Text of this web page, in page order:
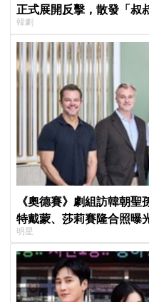
正式展開反擊，散發「叔
韓劇
《奧德賽》劇組訪韓朝
特戴蒙、莎莉賽隆合照曝
明星